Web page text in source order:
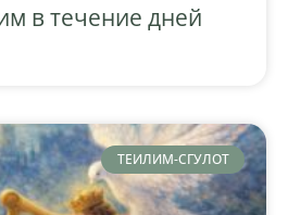
в течение дней
ТЕИЛИМ-СГУЛОТ